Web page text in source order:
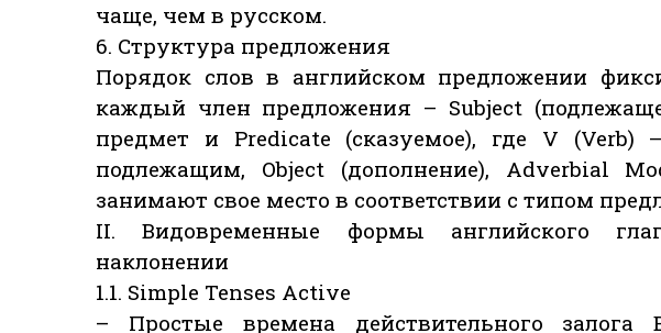
чаще, чем в русском.
6. Структура предложения
Порядок слов в английском предложении
каждый член предложения – Subject
предмет и Predicate (сказуемое), где V (Verb)
подлежащим, Object (дополнение), Adverbial
занимают свое место в соответствии с типом
II. Видовременные формы английского
наклонении
1.1. Simple Tenses Active
– Простые времена действительного